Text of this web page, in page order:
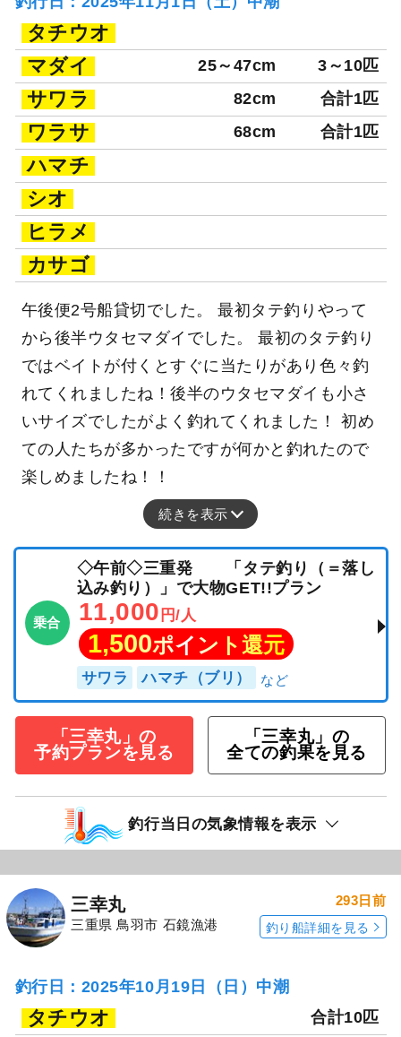
釣行日：2025年11月1日（土）中潮
タチウオ
マダイ
サワラ
ワラサ
ハマチ
シオ
ヒラメ
カサゴ
午後便2号船貸切でした。 最初タテ釣りやって
から後半ウタセマダイでした。 最初のタテ釣り
ではベイトが付くとすぐに当たりがあり色々釣
れてくれましたね！後半のウタセマダイも小さ
いサイズでしたがよく釣れてくれました！ 初め
ての人たちが多かったですが何かと釣れたので
楽しめましたね！！
続きを表示
◇午前◇三重発 「タテ釣り（＝落し
込み釣り）」で大物GET!!プラン
11,000円/人
1,500ポイント還元
サワラ ハマチ（ブリ）
「三幸丸」の
予約プランを見る
「三幸丸」の
全ての釣果を見る
釣行当日の気象情報を表示